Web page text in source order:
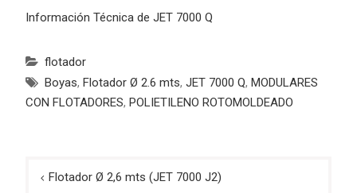
Información Técnica de JET 7000 Q
flotador
Boyas, Flotador Ø 2.6 mts, JET 7000 Q, MODULARES
CON FLOTADORES, POLIETILENO ROTOMOLDEADO
Flotador Ø 2,6 mts (JET 7000 J2)